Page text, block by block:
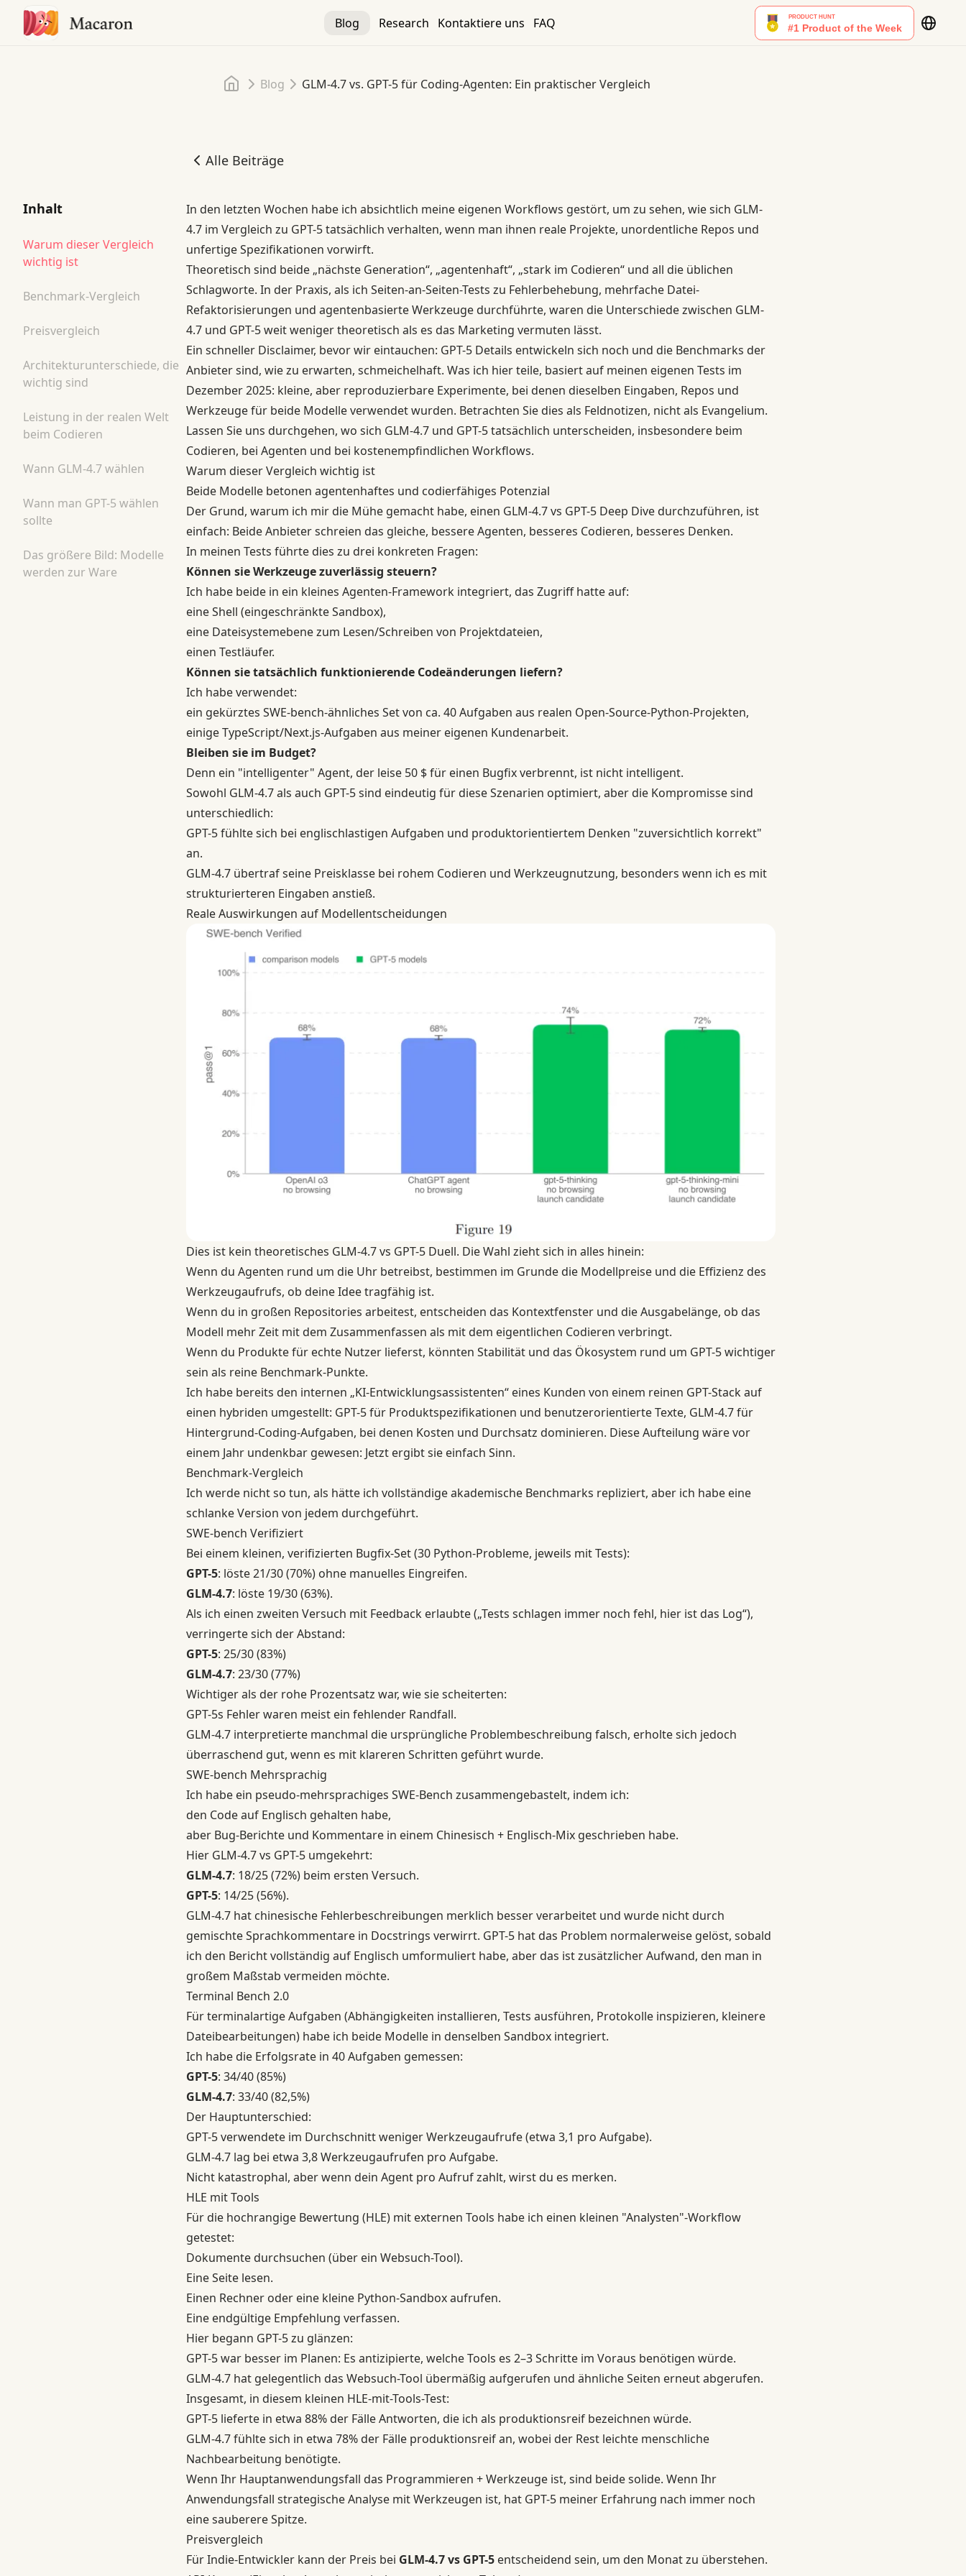
Blog Research Kontaktiere uns FAQ
Startseite
Blog GLM-4.7 vs. GPT-5 für Coding-Agenten: Ein praktischer Vergleich
Alle Beiträge
Inhalt
Warum dieser Vergleich
wichtig ist
Benchmark-Vergleich
Preisvergleich
Architekturunterschiede, die
wichtig sind
Leistung in der realen Welt
beim Codieren
Wann GLM-4.7 wählen
Wann man GPT-5 wählen
sollte
Das größere Bild: Modelle
werden zur Ware
GLM-4.7 vs. GPT-5 für Coding-Agenten: Ein praktischer Vergleich
In den letzten Wochen habe ich absichtlich meine eigenen Workflows gestört, um zu sehen, wie sich GLM-
4.7 im Vergleich zu GPT-5 tatsächlich verhalten, wenn man ihnen reale Projekte, unordentliche Repos und
unfertige Spezifikationen vorwirft.
Theoretisch sind beide „nächste Generation“, „agentenhaft“, „stark im Codieren“ und all die üblichen
Schlagworte. In der Praxis, als ich Seiten-an-Seiten-Tests zu Fehlerbehebung, mehrfache Datei-
Refaktorisierungen und agentenbasierte Werkzeuge durchführte, waren die Unterschiede zwischen GLM-
4.7 und GPT-5 weit weniger theoretisch als es das Marketing vermuten lässt.
Ein schneller Disclaimer, bevor wir eintauchen: GPT-5Details entwickeln sich noch und die Benchmarks der
Anbieter sind, wie zu erwarten, schmeichelhaft. Was ich hier teile, basiert auf meinen eigenen Tests im
Dezember 2025: kleine, aber reproduzierbare Experimente, bei denen dieselben Eingaben, Repos und
Werkzeuge für beide Modelle verwendet wurden. Betrachten Sie dies als Feldnotizen, nicht als Evangelium.
Lassen Sie uns durchgehen, wo sich GLM-4.7und GPT-5 tatsächlich unterscheiden, insbesondere beim
Codieren, bei Agenten und bei kostenempfindlichen Workflows.
Warum dieser Vergleich wichtig ist
Beide Modelle betonen agentenhaftes und codierfähiges Potenzial
Der Grund, warum ich mir die Mühe gemacht habe, einen GLM-4.7 vs GPT-5Deep Dive durchzuführen, ist
einfach: Beide Anbieter schreien das gleiche, bessere Agenten, besseres Codieren, besseres Denken.
In meinen Tests führte dies zu drei konkreten Fragen:
Können sie Werkzeuge zuverlässig steuern?
Ich habe beide in ein kleines Agenten-Frameworkintegriert, das Zugriff hatte auf:
eine Shell (eingeschränkte Sandbox),
eine Dateisystemebene zum Lesen/Schreiben von Projektdateien,
einen Testläufer.
Können sie tatsächlich funktionierende Codeänderungen liefern?
Ich habe verwendet:
ein gekürztes SWE‑bench-ähnliches Set von ca. 40 Aufgaben aus realen Open-Source-Python-Projekten,
einige TypeScript/Next.js-Aufgaben aus meiner eigenen Kundenarbeit.
Bleiben sie im Budget?
Denn ein "intelligenter" Agent, der leise 50 $ für einen Bugfix verbrennt, ist nicht intelligent.
Sowohl GLM-4.7 als auch GPT-5 sind eindeutig für diese Szenarien optimiert, aber die Kompromisse sind
unterschiedlich:
GPT-5 fühlte sich bei englischlastigen Aufgaben und produktorientiertem Denken "zuversichtlich korrekt"
an.
GLM-4.7 übertraf seine Preisklasse bei rohem Codieren und Werkzeugnutzung, besonders wenn ich es mit
strukturierteren Eingaben anstieß.
Reale Auswirkungen auf Modellentscheidungen
Dies ist kein theoretisches GLM-4.7 vs GPT-5 Duell. Die Wahl zieht sich in alles hinein:
Wenn du Agenten rund um die Uhr betreibst, bestimmen im Grunde die Modellpreise und die Effizienz des
Werkzeugaufrufs, ob deine Idee tragfähig ist.
Wenn du in großen Repositories arbeitest, entscheiden das Kontextfenster und die Ausgabelänge, ob das
Modell mehr Zeit mit dem Zusammenfassen als mit dem eigentlichen Codieren verbringt.
Wenn du Produkte für echte Nutzer lieferst, könnten Stabilität und das Ökosystem rund um GPT-5 wichtiger
sein als reine Benchmark-Punkte.
Ich habe bereits den internen „KI-Entwicklungsassistenten“ eines Kunden von einem reinen GPT-Stack auf
einen hybriden umgestellt: GPT-5 für Produktspezifikationen und benutzerorientierte Texte, GLM-4.7 für
Hintergrund-Coding-Aufgaben, bei denen Kosten und Durchsatz dominieren. Diese Aufteilung wäre vor
einem Jahr undenkbar gewesen: Jetzt ergibt sie einfach Sinn.
Benchmark-Vergleich
Ich werde nicht so tun, als hätte ich vollständige akademische Benchmarks repliziert, aber ich habe eine
schlanke Version von jedem durchgeführt.
SWE-bench Verifiziert
Bei einem kleinen, verifizierten Bugfix-Set (30 Python-Probleme, jeweils mit Tests):
GPT-5: löste 21/30 (70%) ohne manuelles Eingreifen.
GLM-4.7: löste 19/30 (63%).
Als ich einen zweiten Versuch mit Feedback erlaubte („Tests schlagen immer noch fehl, hier ist das Log“),
verringerte sich der Abstand:
GPT-5: 25/30 (83%)
GLM-4.7: 23/30 (77%)
Wichtiger als der rohe Prozentsatz war, wie sie scheiterten:
GPT-5s Fehler waren meist ein fehlender Randfall.
GLM-4.7 interpretierte manchmal die ursprüngliche Problembeschreibung falsch, erholte sich jedoch
überraschend gut, wenn es mit klareren Schritten geführt wurde.
SWE-bench Mehrsprachig
Ich habe ein pseudo-mehrsprachiges SWE-Bench zusammengebastelt, indem ich:
den Code auf Englisch gehalten habe,
aber Bug-Berichte und Kommentare in einem Chinesisch + Englisch-Mix geschrieben habe.
Hier GLM-4.7 vs GPT-5 umgekehrt:
GLM-4.7: 18/25 (72%) beim ersten Versuch.
GPT-5: 14/25 (56%).
GLM-4.7hat chinesische Fehlerbeschreibungen merklich besser verarbeitet und wurde nicht durch
gemischte Sprachkommentare in Docstrings verwirrt. GPT-5 hat das Problem normalerweise gelöst, sobald
ich den Bericht vollständig auf Englisch umformuliert habe, aber das ist zusätzlicher Aufwand, den man in
großem Maßstab vermeiden möchte.
Terminal Bench 2.0
Für terminalartige Aufgaben (Abhängigkeiten installieren, Tests ausführen, Protokolle inspizieren, kleinere
Dateibearbeitungen) habe ich beide Modelle in denselben Sandbox integriert.
Ich habe die Erfolgsrate in 40 Aufgaben gemessen:
GPT-5: 34/40 (85%)
GLM-4.7: 33/40 (82,5%)
Der Hauptunterschied:
GPT-5 verwendete im Durchschnitt weniger Werkzeugaufrufe (etwa 3,1 pro Aufgabe).
GLM-4.7 lag bei etwa 3,8 Werkzeugaufrufen pro Aufgabe.
Nicht katastrophal, aber wenn dein Agent pro Aufruf zahlt, wirst du es merken.
HLE mit Tools
Für die hochrangige Bewertung (HLE) mit externen Tools habe ich einen kleinen "Analysten"-Workflow
getestet:
Dokumente durchsuchen (über ein Websuch-Tool).
Eine Seite lesen.
Einen Rechner oder eine kleine Python-Sandbox aufrufen.
Eine endgültige Empfehlung verfassen.
Hier begann GPT-5 zu glänzen:
GPT-5 war besser im Planen: Es antizipierte, welche Tools es 2–3 Schritte im Voraus benötigen würde.
GLM-4.7 hat gelegentlich das Websuch-Tool übermäßig aufgerufen und ähnliche Seiten erneut abgerufen.
Insgesamt, in diesem kleinen HLE-mit-Tools-Test:
GPT-5 lieferte in etwa 88% der Fälle Antworten, die ich als produktionsreif bezeichnen würde.
GLM-4.7 fühlte sich in etwa 78% der Fälle produktionsreif an, wobei der Rest leichte menschliche
Nachbearbeitung benötigte.
Wenn Ihr Hauptanwendungsfall das Programmieren + Werkzeuge ist, sind beide solide. Wenn Ihr
Anwendungsfall strategische Analyse mit Werkzeugen ist, hat GPT-5 meiner Erfahrung nach immer noch
eine sauberere Spitze.
Preisvergleich
Für Indie-Entwickler kann der Preis bei GLM-4.7 vs GPT-5entscheidend sein, um den Monat zu überstehen.